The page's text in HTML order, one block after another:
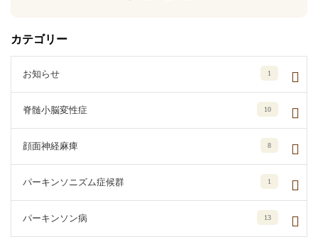
カテゴリー
お知らせ 1
脊髄小脳変性症 10
顔面神経麻痺 8
パーキンソニズム症候群 1
パーキンソン病 13